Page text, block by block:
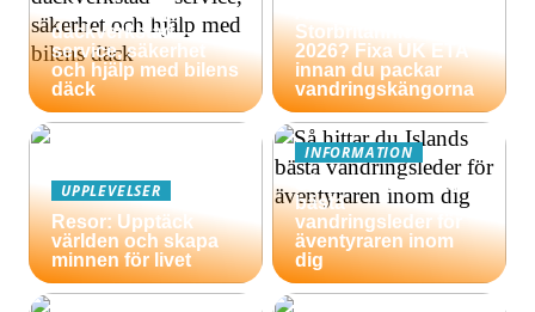
Så väljer du rätt
däckverkstad –
service, säkerhet
och hjälp med bilens
däck
Storbritannien
2026? Fixa UK ETA
innan du packar
vandringskängorna
UPPLEVELSER
Resor: Upptäck
världen och skapa
minnen för livet
INFORMATION
Så hittar du Islands
bästa
vandringsleder för
äventyraren inom
dig